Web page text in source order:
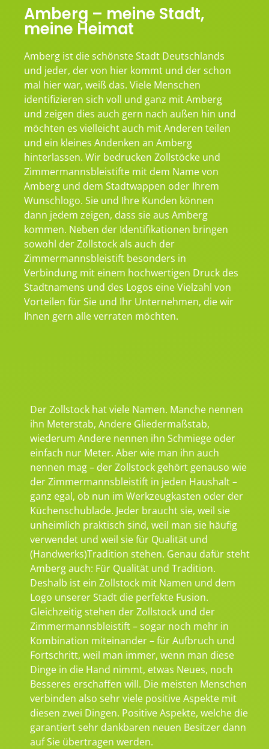
Amberg – meine Stadt,
meine Heimat
Amberg ist die schönste Stadt Deutschlands
und jeder, der von hier kommt und der schon
mal hier war, weiß das. Viele Menschen
identifizieren sich voll und ganz mit Amberg
und zeigen dies auch gern nach außen hin und
möchten es vielleicht auch mit Anderen teilen
und ein kleines Andenken an Amberg
hinterlassen. Wir bedrucken Zollstöcke und
Zimmermannsbleistifte mit dem Name von
Amberg und dem Stadtwappen oder Ihrem
Wunschlogo. Sie und Ihre Kunden können
dann jedem zeigen, dass sie aus Amberg
kommen. Neben der Identifikationen bringen
sowohl der Zollstock als auch der
Zimmermannsbleistift besonders in
Verbindung mit einem hochwertigen Druck des
Stadtnamens und des Logos eine Vielzahl von
Vorteilen für Sie und Ihr Unternehmen, die wir
Ihnen gern alle verraten möchten.
Der Zollstock hat viele Namen. Manche nennen
ihn Meterstab, Andere Gliedermaßstab,
wiederum Andere nennen ihn Schmiege oder
einfach nur Meter. Aber wie man ihn auch
nennen mag – der Zollstock gehört genauso wie
der Zimmermannsbleistift in jeden Haushalt –
ganz egal, ob nun im Werkzeugkasten oder der
Küchenschublade. Jeder braucht sie, weil sie
unheimlich praktisch sind, weil man sie häufig
verwendet und weil sie für Qualität und
(Handwerks)Tradition stehen. Genau dafür steht
Amberg auch: Für Qualität und Tradition.
Deshalb ist ein Zollstock mit Namen und dem
Logo unserer Stadt die perfekte Fusion.
Gleichzeitig stehen der Zollstock und der
Zimmermannsbleistift – sogar noch mehr in
Kombination miteinander – für Aufbruch und
Fortschritt, weil man immer, wenn man diese
Dinge in die Hand nimmt, etwas Neues, noch
Besseres erschaffen will. Die meisten Menschen
verbinden also sehr viele positive Aspekte mit
diesen zwei Dingen. Positive Aspekte, welche die
garantiert sehr dankbaren neuen Besitzer dann
auf Sie übertragen werden.